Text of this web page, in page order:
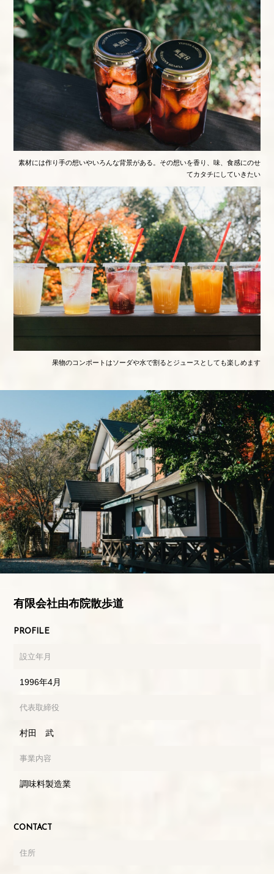
素材には作り手の想いやいろんな背景がある。その想いを香り、味、食感にのせ
てカタチにしていきたい
果物のコンポートはソーダや水で割るとジュースとしても楽しめます
有限会社由布院散歩道
PROFILE
設立年月
1996年4月
代表取締役
村田 武
事業内容
調味料製造業
CONTACT
住所